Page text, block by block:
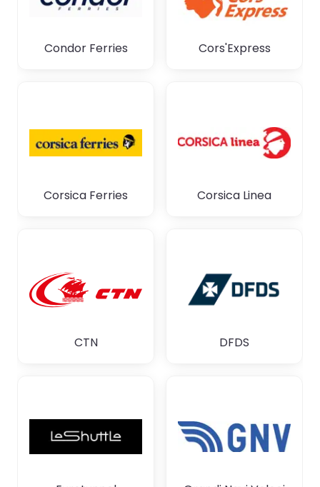
Condor Ferries Cors'Express
Corsica Ferries Corsica Linea
CTN DFDS